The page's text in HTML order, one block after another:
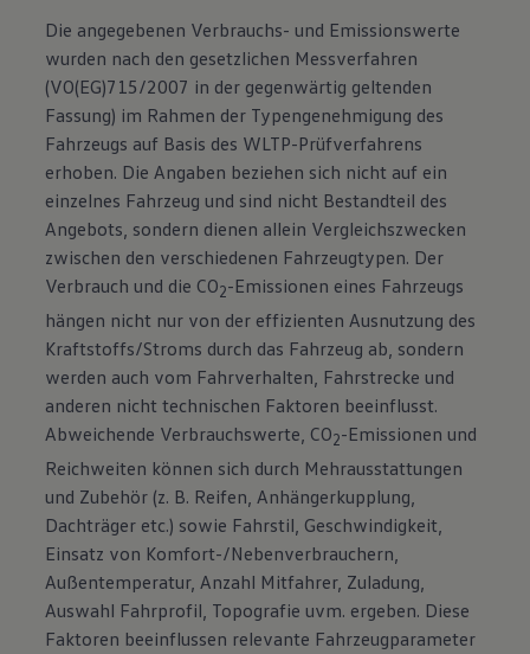
Die angegebenen Verbrauchs- und Emissionswerte
wurden nach den gesetzlichen Messverfahren
(VO(EG)715/2007 in der gegenwärtig geltenden
Fassung) im Rahmen der Typengenehmigung des
Fahrzeugs auf Basis des WLTP-Prüfverfahrens
erhoben. Die Angaben beziehen sich nicht auf ein
einzelnes Fahrzeug und sind nicht Bestandteil des
Angebots, sondern dienen allein Vergleichszwecken
zwischen den verschiedenen Fahrzeugtypen. Der
Verbrauch und die CO2-Emissionen eines Fahrzeugs
hängen nicht nur von der effizienten Ausnutzung des
Kraftstoffs/Stroms durch das Fahrzeug ab, sondern
werden auch vom Fahrverhalten, Fahrstrecke und
anderen nicht technischen Faktoren beeinflusst.
Abweichende Verbrauchswerte, CO2-Emissionen und
Reichweiten können sich durch Mehrausstattungen
und Zubehör (z. B. Reifen, Anhängerkupplung,
Dachträger etc.) sowie Fahrstil, Geschwindigkeit,
Einsatz von Komfort-/Nebenverbrauchern,
Außentemperatur, Anzahl Mitfahrer, Zuladung,
Auswahl Fahrprofil, Topografie uvm. ergeben. Diese
Faktoren beeinflussen relevante Fahrzeugparameter